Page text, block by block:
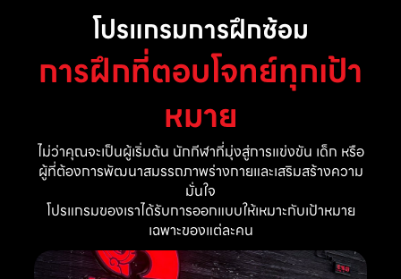
โปรแกรมการฝึกซ้อม
การฝึกที่ตอบโจทย์ทุกเป้า
หมาย
ไม่ว่าคุณจะเป็นผู้เริ่มต้น นักกีฬาที่มุ่งสู่การแข่งขัน เด็ก หรือ
ผู้ที่ต้องการพัฒนาสมรรถภาพร่างกายและเสริมสร้างความ
มั่นใจ
โปรแกรมของเราได้รับการออกแบบให้เหมาะกับเป้าหมาย
เฉพาะของแต่ละคน